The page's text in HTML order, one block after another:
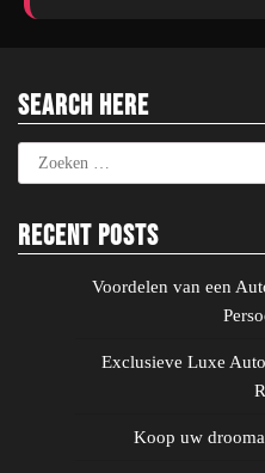
Search Here
Zoeken
naar:
Recent Posts
Voordelen van een
Exclusieve Luxe
Koop uw